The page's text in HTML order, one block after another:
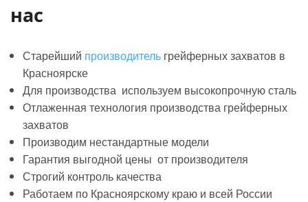
3к-2,3
СЭС2-
10-Т2-
3к-2,2
10 2,2 6270 22 4
нас
Старейший производительгрейферных захватов в
Красноярске
Для производства используем высокопрочную сталь
Отлаженная технология производства грейферных
захватов
Производим нестандартные модели
Гарантия выгодной цены от производителя
Строгий контроль качества
Работаем по Красноярскому краю и всей России